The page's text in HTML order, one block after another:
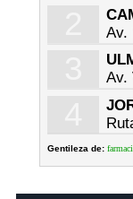
Av.
Av.
Gentileza de: